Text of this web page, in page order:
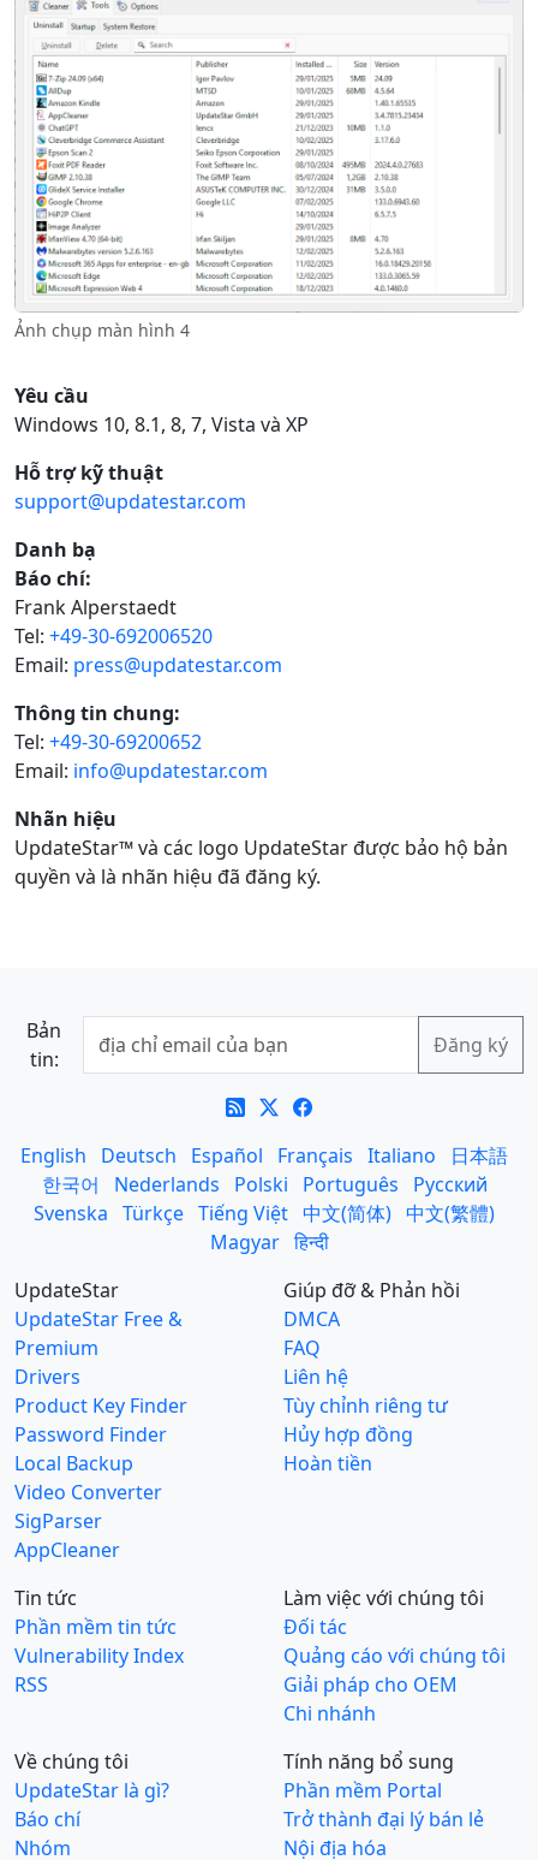
Ảnh chụp màn hình 4
Yêu cầu
Windows 10, 8.1, 8, 7, Vista và XP
Hỗ trợ kỹ thuật
support@updatestar.com
Danh bạ
Báo chí:
Frank Alperstaedt
Tel: +49-30-692006520
Email: press@updatestar.com
Thông tin chung:
Tel: +49-30-69200652
Email: info@updatestar.com
Nhãn hiệu
UpdateStar™ và các logo UpdateStar được bảo hộ bản
quyền và là nhãn hiệu đã đăng ký.
Bản
tin:
English Deutsch Español Français Italiano
日本語
한국어
Nederlands Polski Português
Русский
Svenska Türkçe Tiếng Việt 中文(简体) 中文(繁體)
Magyar हिन्दी
UpdateStar
UpdateStar Free &
Premium
Drivers
Product Key Finder
Password Finder
Local Backup
Video Converter
SigParser
AppCleaner
Giúp đỡ & Phản hồi
DMCA
FAQ
Liên hệ
Tùy chỉnh riêng tư
Hủy hợp đồng
Hoàn tiền
Tin tức
Phần mềm tin tức
Vulnerability Index
RSS
Làm việc với chúng tôi
Đối tác
Quảng cáo với chúng tôi
Giải pháp cho OEM
Chi nhánh
Về chúng tôi
UpdateStar là gì?
Báo chí
Nhóm
Tính năng bổ sung
Phần mềm Portal
Trở thành đại lý bán lẻ
Nội địa hóa